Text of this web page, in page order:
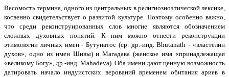
Весомость термина, одного из центральных в религиозноэтической лексике,
косвенно свидетельствует о развитой культуре. Поэтому особенно важно,
что среди реконструированных слов многие являются обозначением
сложных духовных понятий. К ним можно отнести реконструкции
этимологии личных имен - Бутунатос (ср. др.-инд. Bhutanath - «властелин
духов», одно из имен Шивы) и Магадава (женское имя «принадлежащая
«великому Богу», др.-инд. Mahadeva). Оба имени дают ценную возможность
датировать начало индуистских верований временем обитания ариев в